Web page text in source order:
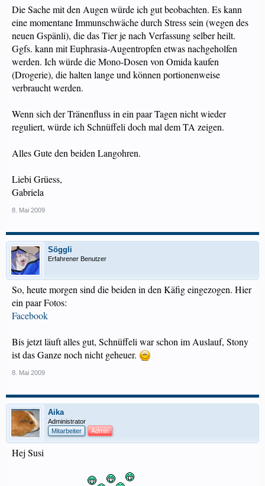
Die Sache mit den Augen würde ich gut beobachten. Es kann
eine momentane Immunschwäche durch Stress sein (wegen des
neuen Gspänli), die das Tier je nach Verfassung selber heilt.
Ggfs. kann mit Euphrasia-Augentropfen etwas nachgeholfen
werden. Ich würde die Mono-Dosen von Omida kaufen
(Drogerie), die halten lange und können portionenweise
verbraucht werden.
Wenn sich der Tränenfluss in ein paar Tagen nicht wieder
reguliert, würde ich Schnüffeli doch mal dem TA zeigen.
Alles Gute den beiden Langohren.
Liebi Grüess,
Gabriela
8. Mai 2009
Söggli
Erfahrener Benutzer
So, heute morgen sind die beiden in den Käfig eingezogen. Hier
ein paar Fotos:
Facebook
Bis jetzt läuft alles gut, Schnüffeli war schon im Auslauf, Stony
ist das Ganze noch nicht geheuer.
8. Mai 2009
Aika
Administrator
Mitarbeiter
Admin
Hej Susi